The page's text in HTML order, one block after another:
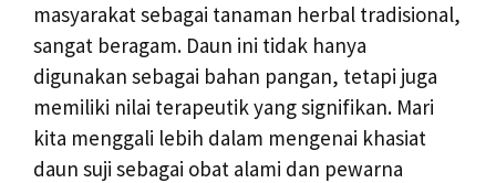
masyarakat sebagai tanaman herbal tradisional,
sangat beragam. Daun ini tidak hanya
digunakan sebagai bahan pangan, tetapi juga
memiliki nilai terapeutik yang signifikan. Mari
kita menggali lebih dalam mengenai khasiat
daun suji sebagai obat alami dan pewarna